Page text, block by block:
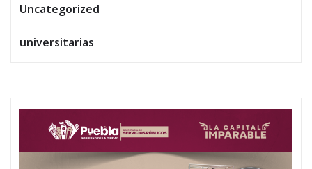
Uncategorized
universitarias